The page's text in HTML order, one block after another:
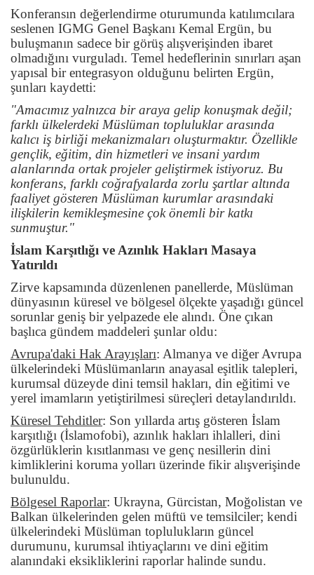
Konferansın değerlendirme oturumunda katılımcılara
seslenen IGMG Genel Başkanı Kemal Ergün, bu
buluşmanın sadece bir görüş alışverişinden ibaret
olmadığını vurguladı. Temel hedeflerinin sınırları aşan
yapısal bir entegrasyon olduğunu belirten Ergün,
şunları kaydetti:
"Amacımız yalnızca bir araya gelip konuşmak değil;
farklı ülkelerdeki Müslüman topluluklar arasında
kalıcı iş birliği mekanizmaları oluşturmaktır. Özellikle
gençlik, eğitim, din hizmetleri ve insani yardım
alanlarında ortak projeler geliştirmek istiyoruz. Bu
konferans, farklı coğrafyalarda zorlu şartlar altında
faaliyet gösteren Müslüman kurumlar arasındaki
ilişkilerin kemikleşmesine çok önemli bir katkı
sunmuştur."
İslam Karşıtlığı ve Azınlık Hakları Masaya
Yatırıldı
Zirve kapsamında düzenlenen panellerde, Müslüman
dünyasının küresel ve bölgesel ölçekte yaşadığı güncel
sorunlar geniş bir yelpazede ele alındı. Öne çıkan
başlıca gündem maddeleri şunlar oldu:
Avrupa'daki Hak Arayışları: Almanya ve diğer Avrupa
ülkelerindeki Müslümanların anayasal eşitlik talepleri,
kurumsal düzeyde dini temsil hakları, din eğitimi ve
yerel imamların yetiştirilmesi süreçleri detaylandırıldı.
Küresel Tehditler: Son yıllarda artış gösteren İslam
karşıtlığı (İslamofobi), azınlık hakları ihlalleri, dini
özgürlüklerin kısıtlanması ve genç nesillerin dini
kimliklerini koruma yolları üzerinde fikir alışverişinde
bulunuldu.
Bölgesel Raporlar: Ukrayna, Gürcistan, Moğolistan ve
Balkan ülkelerinden gelen müftü ve temsilciler; kendi
ülkelerindeki Müslüman toplulukların güncel
durumunu, kurumsal ihtiyaçlarını ve dini eğitim
alanındaki eksikliklerini raporlar halinde sundu.